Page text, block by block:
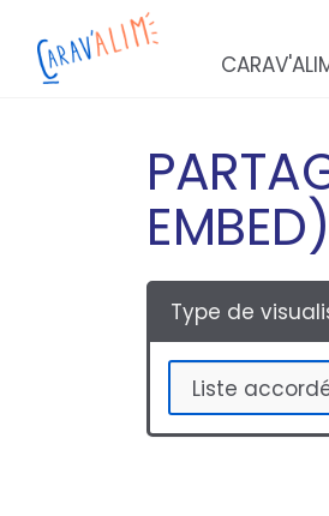
Aller au contenu principal
EMBED)
Type de